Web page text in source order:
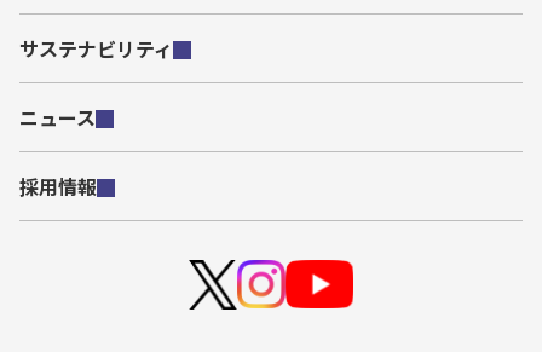
サステナビリティ
ニュース
採用情報